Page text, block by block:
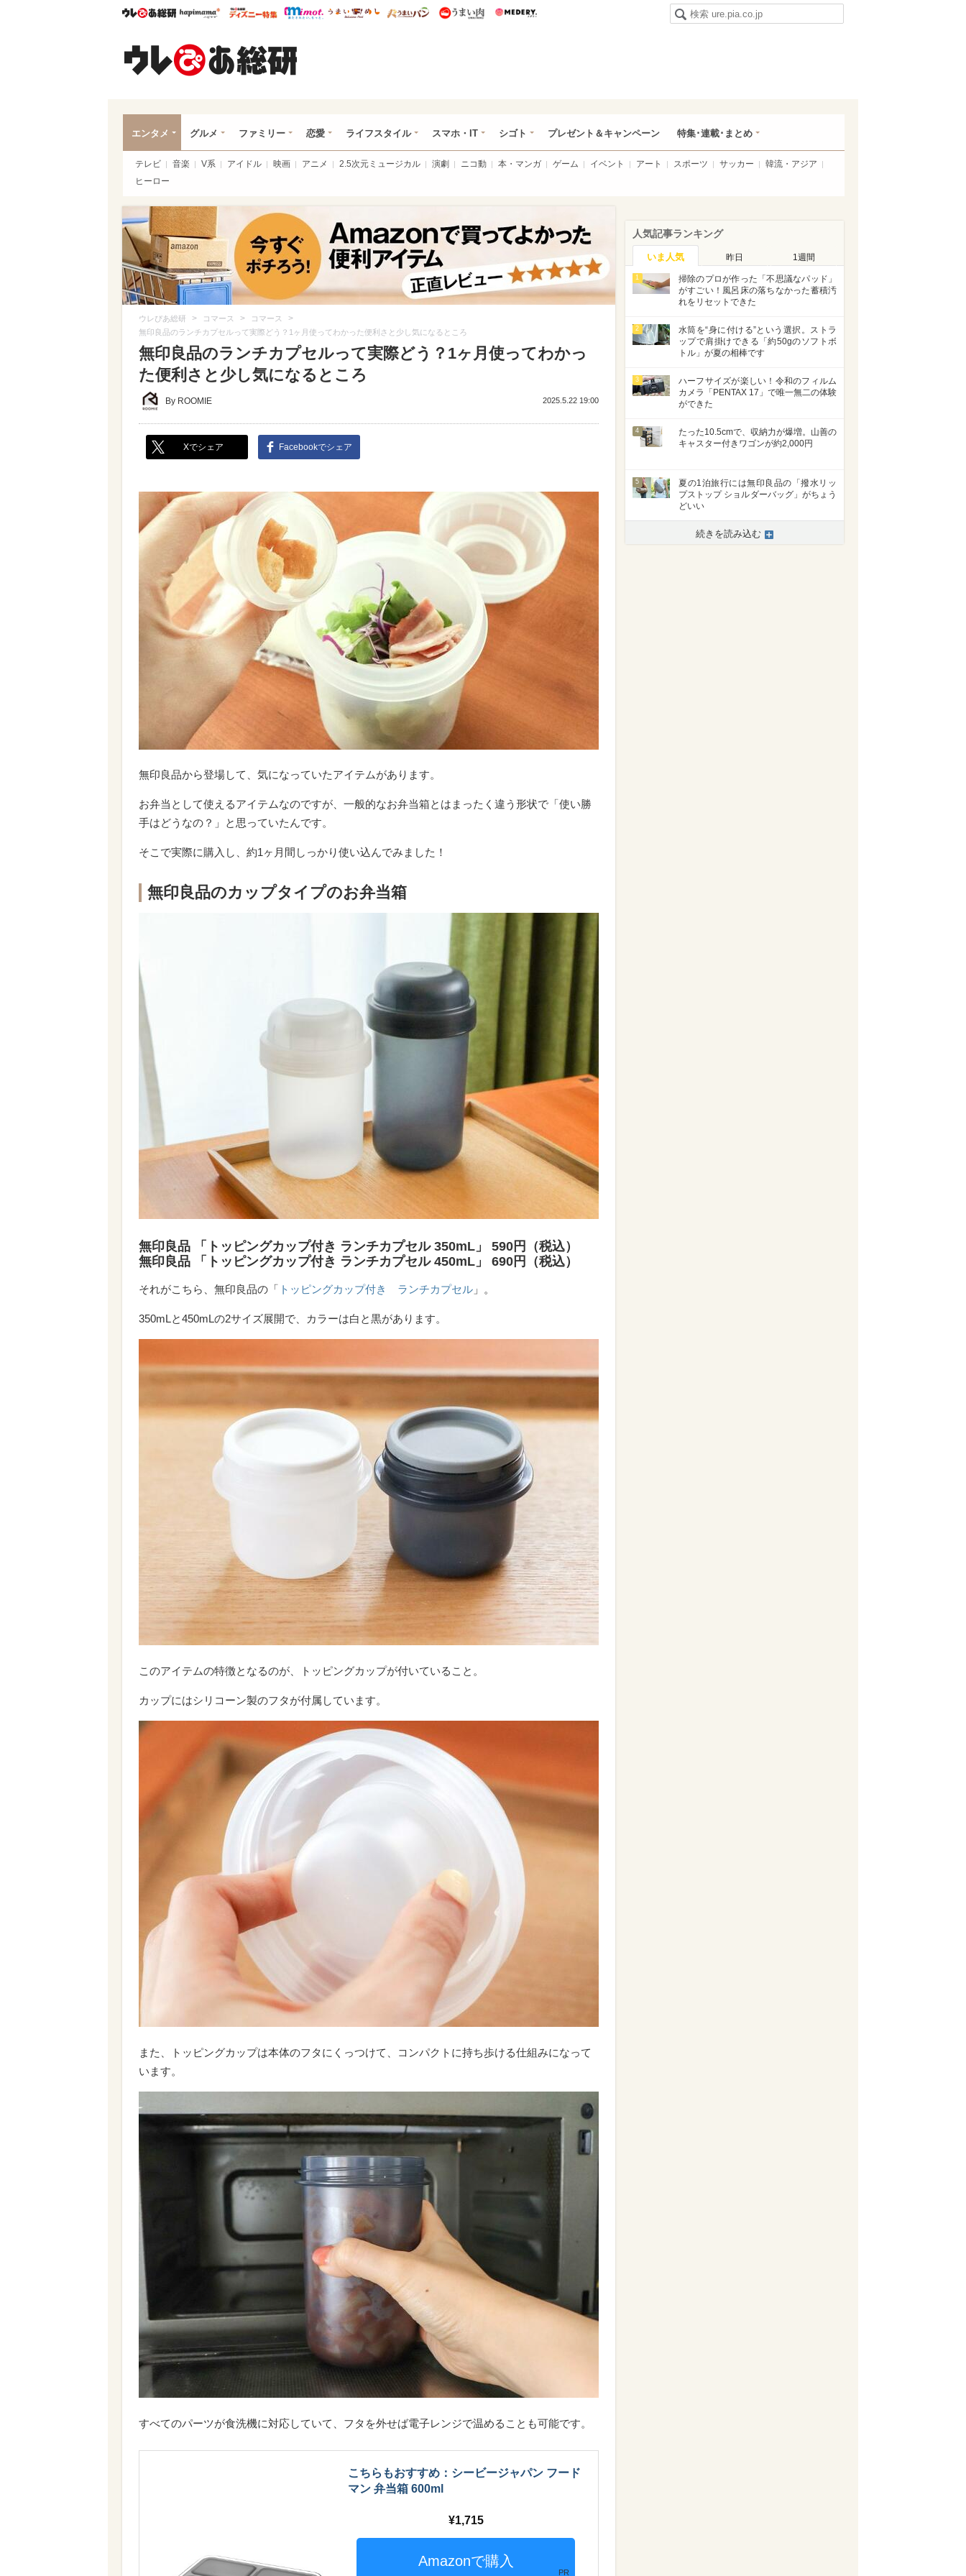
ウレぴあ総研ハピママ* ウレぴあ総研 ディズニー特集
mimot. うまいめし うまいパン うまい肉
エンタメ グルメ ファミリー 恋愛 ライフスタイル スマホ・IT シゴト プレゼント＆キャンペーン 特集･連載･まとめ
テレビ 音楽 V系 アイドル 映画 アニメ 2.5次元ミュージカル 演劇 ニコ動 本・マンガ ゲーム イベント アート スポーツ サッカー
韓流・アジア
ヒーロー
ウレぴあ総研 > コマース > コマース >
無印良品のランチカプセルって実際どう？1ヶ月使ってわかった便利さと少し気になるところ
無印良品のランチカプセルって実際どう？1ヶ月使ってわかっ
た便利さと少し気になるところ
By ROOMIE 2025.5.22 19:00
Xでシェア Facebookでシェア
無印良品から登場して、気になっていたアイテムがあります。
お弁当として使えるアイテムなのですが、一般的なお弁当箱とはまったく違う形状で「使い勝
手はどうなの？」と思っていたんです。
そこで実際に購入し、約1ヶ月間しっかり使い込んでみました！
無印良品のカップタイプのお弁当箱
無印良品 「トッピングカップ付き ランチカプセル 350mL」 590円（税込）
無印良品 「トッピングカップ付き ランチカプセル 450mL」 690円（税込）
それがこちら、無印良品の「 トッピングカップ付き ランチカプセル 」。
350mLと450mLの2サイズ展開で、カラーは白と黒があります。
このアイテムの特徴となるのが、トッピングカップが付いていること。
カップにはシリコーン製のフタが付属しています。
また、トッピングカップは本体のフタにくっつけて、コンパクトに持ち歩ける仕組みになって
います。
すべてのパーツが食洗機に対応していて、フタを外せば電子レンジで温めることも可能です。
こちらもおすすめ：シービージャパン フード
マン 弁当箱 600ml
1,715
PR
人気記事ランキング
いま人気 昨日 1週間
1
掃除のプロが作った「不思議なパッド」
がすごい！風呂床の落ちなかった蓄積汚
れをリセットできた
2
水筒を“身に付ける”という選択。ストラ
ップで肩掛けできる「約50gのソフトボ
トル」が夏の相棒です
3
ハーフサイズが楽しい！令和のフィルム
カメラ「PENTAX 17」で唯一無二の体験
ができた
4
たった10.5cmで、収納力が爆増。山善の
キャスター付きワゴンが約2,000円
5
夏の1泊旅行には無印良品の「撥水リッ
プストップ ショルダーバッグ」がちょう
どいい
続きを読み込む